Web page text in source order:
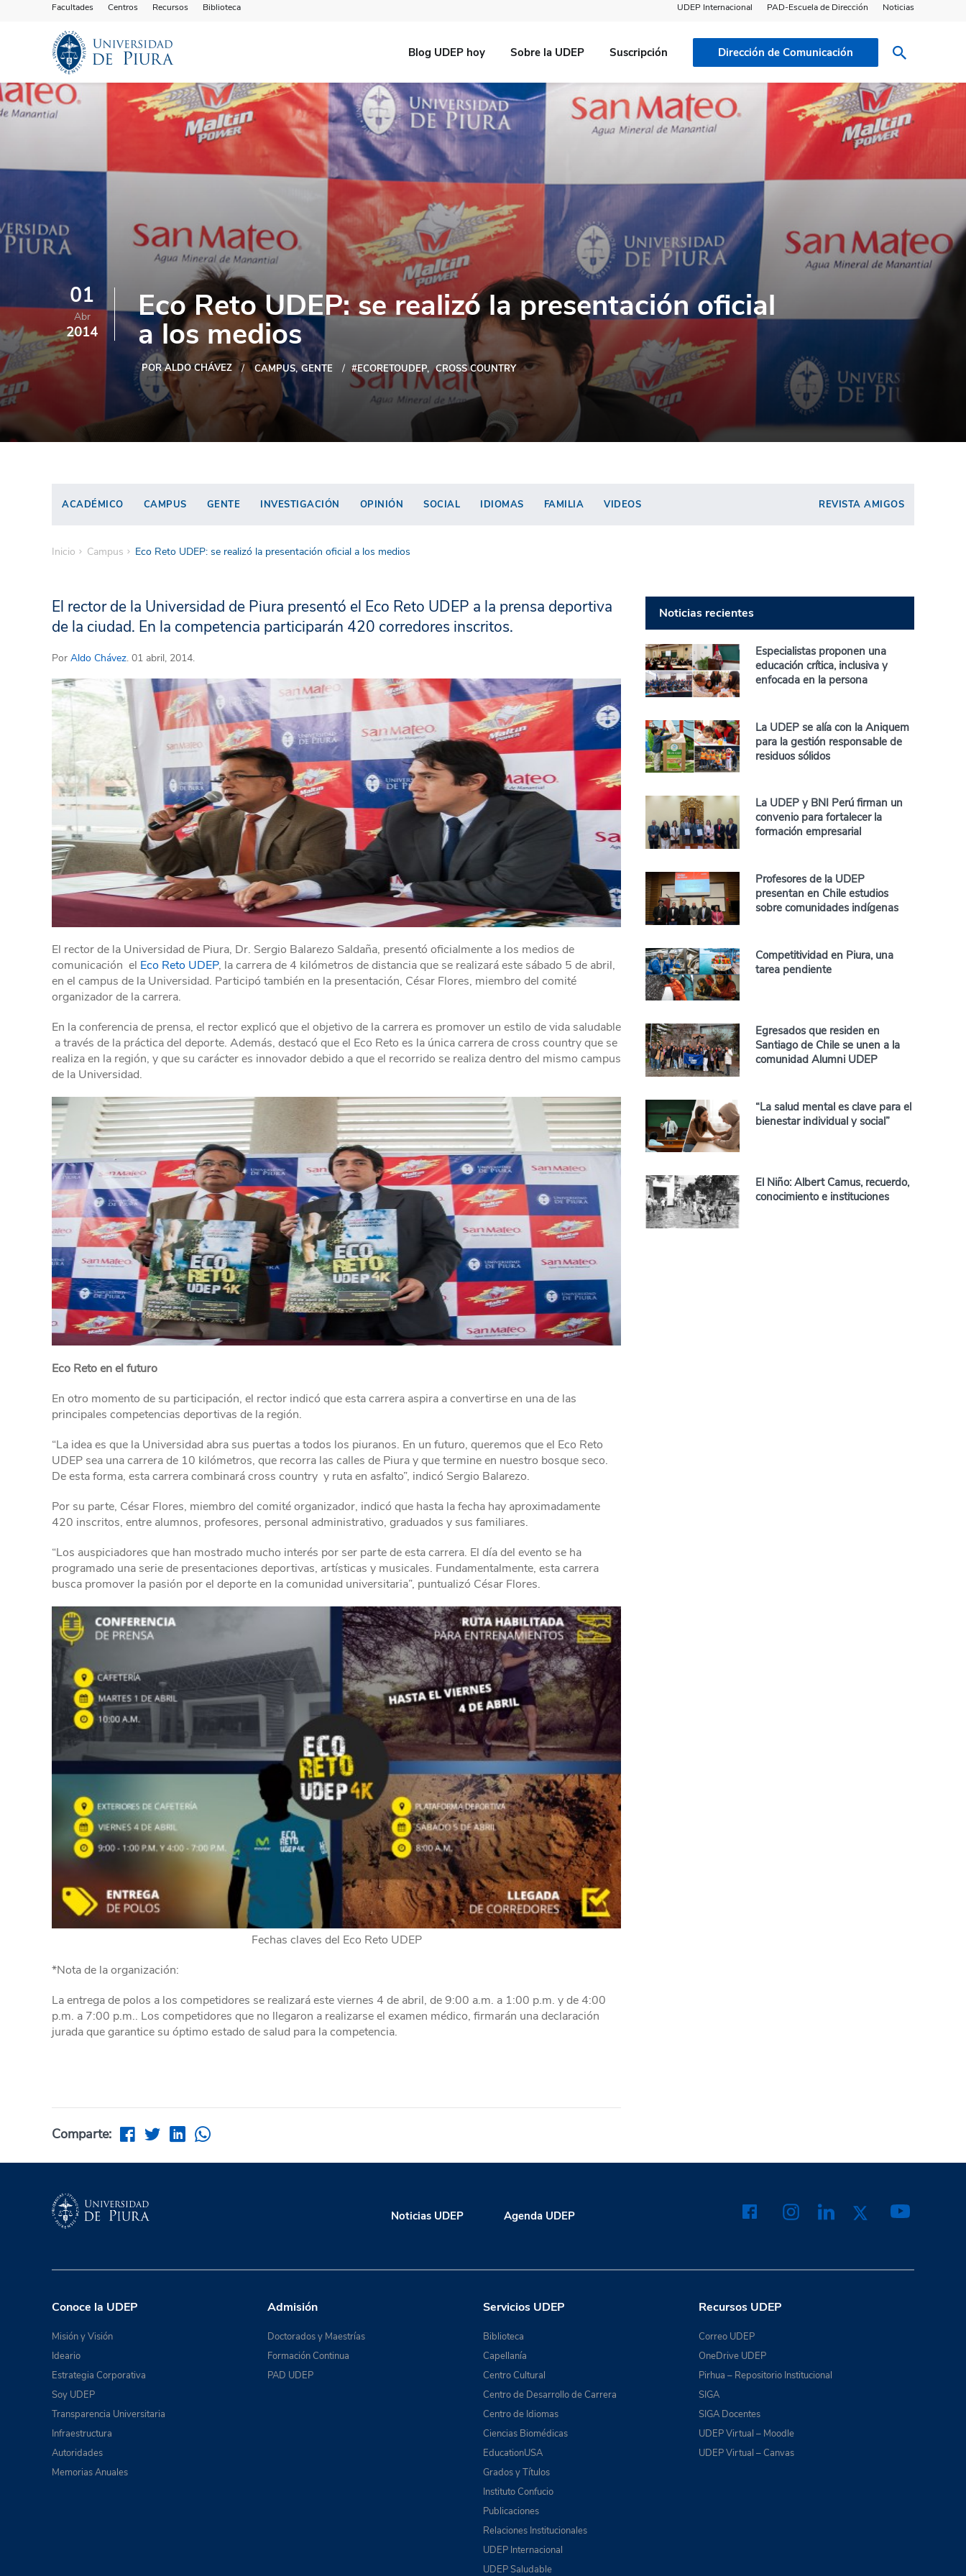
Facultades Centros Recursos Biblioteca UDEP Internacional PAD-Escuela de Dirección Noticias
Blog UDEP hoy Sobre la UDEP Suscripción Dirección de Comunicación
01
Abr
2014
Eco Reto UDEP: se realizó la presentación oficial
a los medios
POR ALDO CHÁVEZ CAMPUS GENTE #ECORETOUDEP CROSS COUNTRY
ACADÉMICO CAMPUS GENTE INVESTIGACIÓN OPINIÓN SOCIAL IDIOMAS FAMILIA VIDEOS REVISTA AMIGOS
Inicio Campus Eco Reto UDEP: se realizó la presentación oficial a los medios
El rector de la Universidad de Piura presentó el Eco Reto UDEP a la prensa deportiva
de la ciudad. En la competencia participarán 420 corredores inscritos.
Por Aldo Chávez. 01 abril, 2014.
El rector de la Universidad de Piura, Dr. Sergio Balarezo Saldaña, presentó oficialmente a los medios de
comunicación el Eco Reto UDEP, la carrera de 4 kilómetros de distancia que se realizará este sábado 5 de abril,
en el campus de la Universidad. Participó también en la presentación, César Flores, miembro del comité
organizador de la carrera.
En la conferencia de prensa, el rector explicó que el objetivo de la carrera es promover un estilo de vida saludable
a través de la práctica del deporte. Además, destacó que el Eco Reto es la única carrera de cross country que se
realiza en la región, y que su carácter es innovador debido a que el recorrido se realiza dentro del mismo campus
de la Universidad.
Eco Reto en el futuro
En otro momento de su participación, el rector indicó que esta carrera aspira a convertirse en una de las
principales competencias deportivas de la región.
“La idea es que la Universidad abra sus puertas a todos los piuranos. En un futuro, queremos que el Eco Reto
UDEP sea una carrera de 10 kilómetros, que recorra las calles de Piura y que termine en nuestro bosque seco.
De esta forma, esta carrera combinará cross country y ruta en asfalto”, indicó Sergio Balarezo.
Por su parte, César Flores, miembro del comité organizador, indicó que hasta la fecha hay aproximadamente
420 inscritos, entre alumnos, profesores, personal administrativo, graduados y sus familiares.
“Los auspiciadores que han mostrado mucho interés por ser parte de esta carrera. El día del evento se ha
programado una serie de presentaciones deportivas, artísticas y musicales. Fundamentalmente, esta carrera
busca promover la pasión por el deporte en la comunidad universitaria”, puntualizó César Flores.
Fechas claves del Eco Reto UDEP
*Nota de la organización:
La entrega de polos a los competidores se realizará este viernes 4 de abril, de 9:00 a.m. a 1:00 p.m. y de 4:00
p.m. a 7:00 p.m.. Los competidores que no llegaron a realizarse el examen médico, firmarán una declaración
jurada que garantice su óptimo estado de salud para la competencia.
Comparte:
Noticias recientes
Especialistas proponen una
educación crítica, inclusiva y
enfocada en la persona
La UDEP se alía con la Aniquem
para la gestión responsable de
residuos sólidos
La UDEP y BNI Perú firman un
convenio para fortalecer la
formación empresarial
Profesores de la UDEP
presentan en Chile estudios
sobre comunidades indígenas
Competitividad en Piura, una
tarea pendiente
Egresados que residen en
Santiago de Chile se unen a la
comunidad Alumni UDEP
“La salud mental es clave para el
bienestar individual y social”
El Niño: Albert Camus, recuerdo,
conocimiento e instituciones
Noticias UDEP Agenda UDEP
Conoce la UDEP
Misión y Visión
Ideario
Estrategia Corporativa
Soy UDEP
Transparencia Universitaria
Infraestructura
Autoridades
Memorias Anuales
Admisión
Doctorados y Maestrías
Formación Continua
PAD UDEP
Servicios UDEP
Biblioteca
Capellanía
Centro Cultural
Centro de Desarrollo de Carrera
Centro de Idiomas
Ciencias Biomédicas
EducationUSA
Grados y Títulos
Instituto Confucio
Publicaciones
Relaciones Institucionales
UDEP Internacional
UDEP Saludable
Recursos UDEP
Correo UDEP
OneDrive UDEP
Pirhua – Repositorio Institucional
SIGA
SIGA Docentes
UDEP Virtual – Moodle
UDEP Virtual – Canvas